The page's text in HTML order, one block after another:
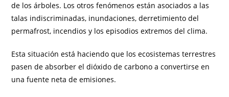
de los árboles. Los otros fenómenos están asociados a las
talas indiscriminadas, inundaciones, derretimiento del
permafrost, incendios y los episodios extremos del clima.
Esta situación está haciendo que los ecosistemas terrestres
pasen de absorber el dióxido de carbono a convertirse en
una fuente neta de emisiones.